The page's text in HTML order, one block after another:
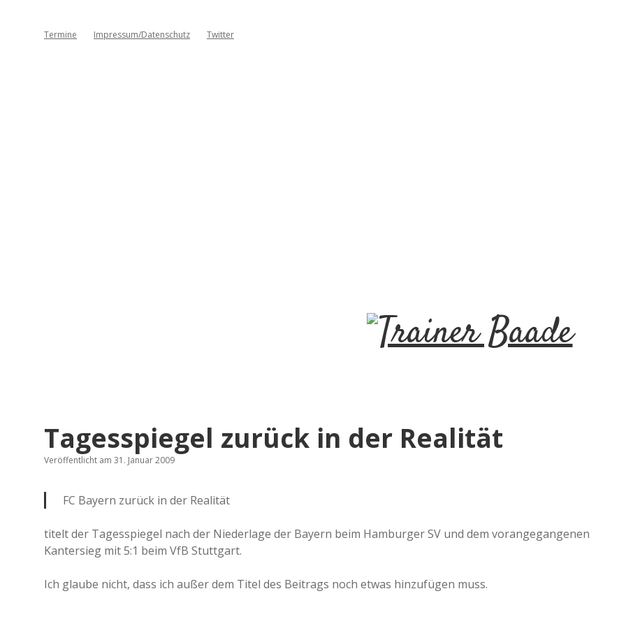
Termine Impressum/Datenschutz Twitter
T
i
e
r
Tagesspiegel zurück in der Realität
Veröffentlicht am 31. Januar 2009
FC Bayern zurück in der Realität
titelt der Tagesspiegel nach der Niederlage der Bayern beim Hamburger SV und dem vorangegangenen
Kantersieg mit 5:1 beim VfB Stuttgart.
Ich glaube nicht, dass ich außer dem Titel des Beitrags noch etwas hinzufügen muss.